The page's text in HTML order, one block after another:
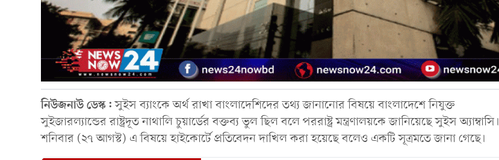
নিউজনাউ ডেস্ক:সুইস ব্যাংকে অর্থ রাখা বাংলাদেশিদের তথ্য জানানোর বিষয়ে বাংলাদেশে নিযুক্ত
সুইজারল্যান্ডের রাষ্ট্রদূত নাথালি চুয়ার্ডের বক্তব্য ভুল ছিল বলে পররাষ্ট্র মন্ত্রণালয়কে জানিয়েছে সুইস অ্যাম্বাসি।
শনিবার (২৭ আগস্ট) এ বিষয়ে হাইকোর্টে প্রতিবেদন দাখিল করা হয়েছে বলেও একটি সূত্রমতে জানা গেছে।